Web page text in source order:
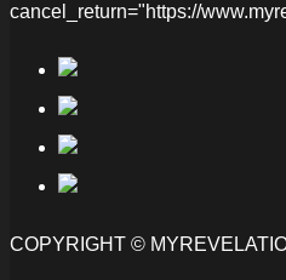
cancel_return="https://
COPYRIGHT ©